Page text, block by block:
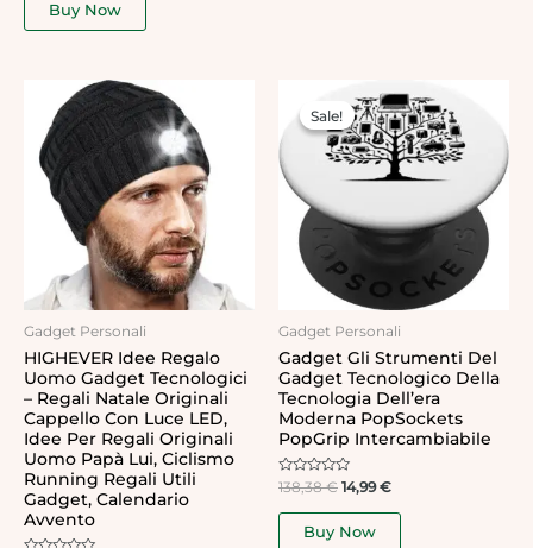
Buy Now
Gadget Personali
HIGHEVER Idee Regalo
Uomo Gadget Tecnologici
– Regali Natale Originali
Cappello Con Luce LED,
Idee Per Regali Originali
Uomo Papà Lui, Ciclismo
Running Regali Utili
Gadget, Calendario
Avvento
Sale!
Sale!
Gadget Personali
Gadget Gli Strumenti Del
Gadget Tecnologico Della
Tecnologia Dell’era
Moderna PopSockets
PopGrip Intercambiabile
Rated
0
out
138,38€
price
was:
138,38 €.
14,99€
price
is:
14,99 €.
Buy Now